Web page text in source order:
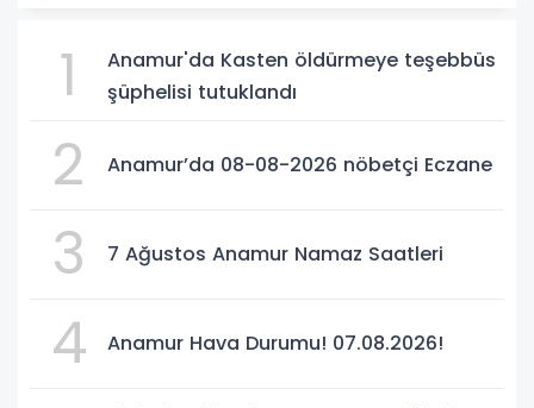
1
Anamur'da Kasten öldürmeye teşebbüs
şüphelisi tutuklandı
2 Anamur’da 08-08-2026 nöbetçi Eczane
3 7 Ağustos Anamur Namaz Saatleri
4 Anamur Hava Durumu! 07.08.2026!